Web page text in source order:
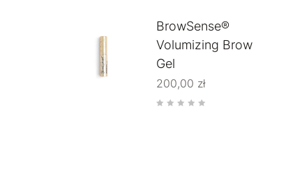
BrowSense®
Volumizing Brow
Gel
200,00 zł